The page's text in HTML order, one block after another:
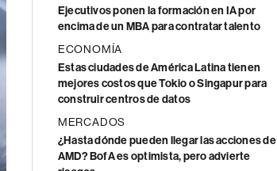
Ejecutivos ponen la formación en IA por
encima de un MBA para contratar talento
ECONOMÍA
Estas ciudades de América Latina tienen
mejores costos que Tokio o Singapur para
construir centros de datos
MERCADOS
¿Hasta dónde pueden llegar las acciones de
AMD? BofA es optimista, pero advierte